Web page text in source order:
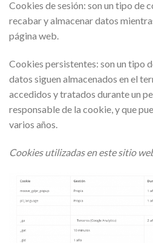
Cookies de sesión: son un tipo de
recabar y almacenar datos
página web.
Cookies persistentes: son un tipo
datos siguen almacenados en el
accedidos y tratados durante un
responsable de la cookie, y que
varios años.
Cookies utilizadas en este sitio